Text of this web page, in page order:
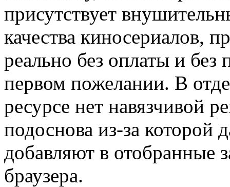
присутствует
качества киносериалов,
реально без оплаты и
первом пожелании. В
ресурсе нет навязчивой
подоснова из-за которой
добавляют в отобранные
браузера.